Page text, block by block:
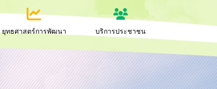
ยุทธศาสตร์การพัฒนา บริการประชาชน